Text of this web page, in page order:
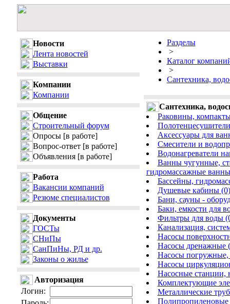
Новости
Лента новостей
Выставки
Компании
Компании
Общение
Строительный форум
Опросы [в работе]
Вопрос-ответ [в работе]
Объявления [в работе]
Работа
Вакансии компаний
Резюме специалистов
Документы
ГОСТы
СНиПы
СанПиНы, РД и др.
Законы о жилье
Авторизация
Логин:
Разделы
>
Каталог
>
Сантехника,
Сантехника,
Раковины,
Аксессуары для
Смесители и
Водонагреватели
Ванны чугунные,
гидромассажные
Бассейны,
Душевые кабины (0)
Бани, сауны -
Баки, емкости для
Фильтры для воды
Канализация,
Насосы
Насосы дренажные
Насосы
Насосы
Насосные станции,
Комплектующие
Металлические
Полипропиленовые